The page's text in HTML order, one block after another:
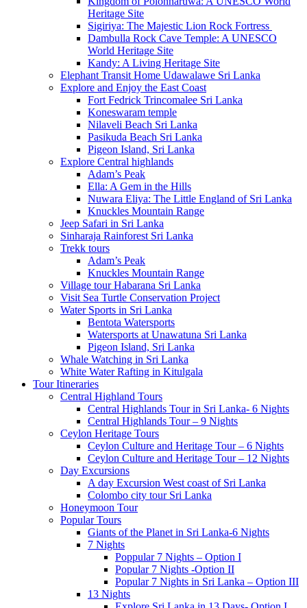
Heritage Site
Sigiriya: The Majestic Lion Rock Fortress
Dambulla Rock Cave Temple: A UNESCO
World Heritage Site
Kandy: A Living Heritage Site
Elephant Transit Home Udawalawe Sri Lanka
Explore and Enjoy the East Coast
Fort Fedrick Trincomalee Sri Lanka
Koneswaram temple
Nilaveli Beach Sri Lanka
Pasikuda Beach Sri Lanka
Pigeon Island, Sri Lanka
Explore Central highlands
Adam’s Peak
Ella: A Gem in the Hills
Nuwara Eliya: The Little England of Sri Lanka
Knuckles Mountain Range
Jeep Safari in Sri Lanka
Sinharaja Rainforest Sri Lanka
Trekk tours
Adam’s Peak
Knuckles Mountain Range
Village tour Habarana Sri Lanka
Visit Sea Turtle Conservation Project
Water Sports in Sri Lanka
Bentota Watersports
Watersports at Unawatuna Sri Lanka
Pigeon Island, Sri Lanka
Whale Watching in Sri Lanka
White Water Rafting in Kitulgala
Tour Itineraries
Central Highland Tours
Central Highlands Tour in Sri Lanka- 6 Nights
Central Highlands Tour – 9 Nights
Ceylon Heritage Tours
Ceylon Culture and Heritage Tour – 6 Nights
Ceylon Culture and Heritage Tour – 12 Nights
Day Excursions
A day Excursion West coast of Sri Lanka
Colombo city tour Sri Lanka
Honeymoon Tour
Popular Tours
Giants of the Planet in Sri Lanka-6 Nights
7 Nights
Poppular 7 Nights – Option I
Popular 7 Nights -Option II
Popular 7 Nights in Sri Lanka – Option III
13 Nights